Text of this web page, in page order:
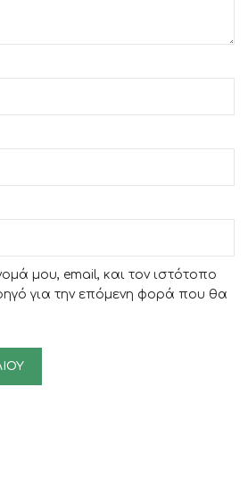
μου, email, και τον ιστότοπο
για την επόμενη φορά που θα